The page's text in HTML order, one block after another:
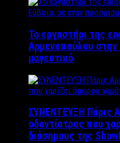
Το εργαστήρι της
Αρμενοπούλου στην
μαγευτικό
ΣΥΝΕΝΤΕΥΞΗ Πάρις
οδοντίατρος που
διάσημους της